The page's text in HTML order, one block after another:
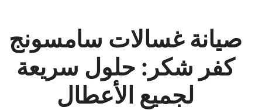
صيانة غسالات سامسونج
كفر شكر: حلول سريعة
لجميع الأعطال